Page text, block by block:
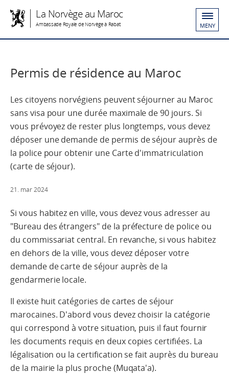
La Norvège au Maroc
Ambassade Royale de Norvège à Rabat MENY
Permis de résidence au Maroc
Les citoyens norvégiens peuvent séjourner au Maroc
sans visa pour une durée maximale de 90 jours. Si
vous prévoyez de rester plus longtemps, vous devez
déposer une demande de permis de séjour auprès de
la police pour obtenir une Carte d'immatriculation
(carte de séjour).
21. mar 2024
Si vous habitez en ville, vous devez vous adresser au
"Bureau des étrangers" de la préfecture de police ou
du commissariat central. En revanche, si vous habitez
en dehors de la ville, vous devez déposer votre
demande de carte de séjour auprès de la
gendarmerie locale.
Il existe huit catégories de cartes de séjour
marocaines. D'abord vous devez choisir la catégorie
qui correspond à votre situation, puis il faut fournir
les documents requis en deux copies certifiées. La
légalisation ou la certification se fait auprès du bureau
de la mairie la plus proche (Muqata'a).